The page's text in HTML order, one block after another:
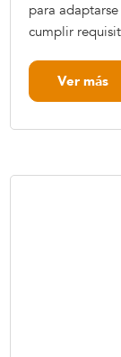
para
cumplir
Ver más